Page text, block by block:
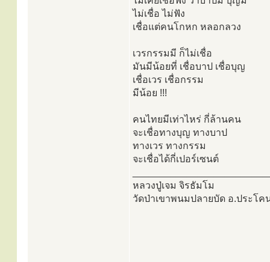
ไม่เชื่อ ไม่ฟัง
เชื่อแต่คนโกหก หลอกลวง
เวรกรรมมี ก็ไม่เชื่อ
มันมีน้อยที่ เชื่อบาป เชื่อบุญ
เชื่อเวร เชื่อกรรม
มีน้อย !!!
คนไทยมีเท่าไหร่ กี่ล้านคน
จะเชื่อทางบุญ ทางบาป
ทางเวร ทางกรรม
จะเชื่อได้กี่เปอร์เซนต์
หลวงปู่เจม จิรธัมโม
วัดป่าเขาพนมปลายบัด อ.ประโค